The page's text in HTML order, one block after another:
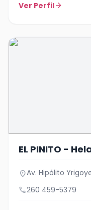
Ver Perfilarrow_forward
EL PINITO -
location_onAv. Hipólito
call260 459-5379